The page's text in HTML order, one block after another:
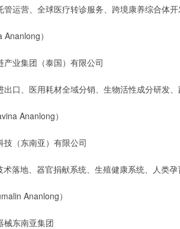
运营、全球医疗转诊服务、跨境康养综合体开
）
业集团（泰国）有限公司
口、医用耗材全域分销、生物活性成分研发、
Ananlong）
（东南亚）有限公司
落地、器官捐献系统、生殖健康系统、人类孕
Ananlong）
械东南亚集团